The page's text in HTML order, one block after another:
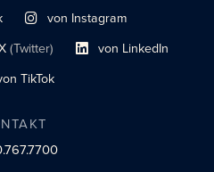
Link zum sozialen Profil
von Instagram
(Twitter)
Profil-Link Link zum sozialen Profil
von LinkedIn
sozialen Profil
TikTok